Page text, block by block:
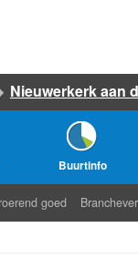
Nieuwerkerk aan
Buurtinfo
goed